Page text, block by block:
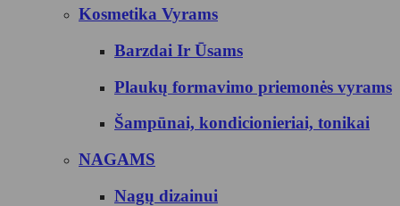
Kosmetika Vyrams
Barzdai Ir Ūsams
Plaukų formavimo priemonės vyrams
Šampūnai, kondicionieriai, tonikai
NAGAMS
Nagų dizainui